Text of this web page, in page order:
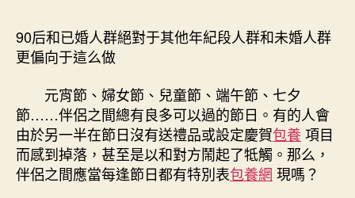
期
訪
節
會
對
另
臺
包
90后和已婚人群絕對于其他年紀段人群和未婚人群
更偏向于這么做
元宵節、婦女節、兒童節、端午節、七夕
節……伴侶之間總有良多可以過的節日。有的人會
由於另一半在節日沒有送禮品或設定慶賀包養項目
而感到掉落，甚至是以和對方鬧起了牴觸。那么，
伴侶之間應當每逢節日都有特別表包養網 現嗎？